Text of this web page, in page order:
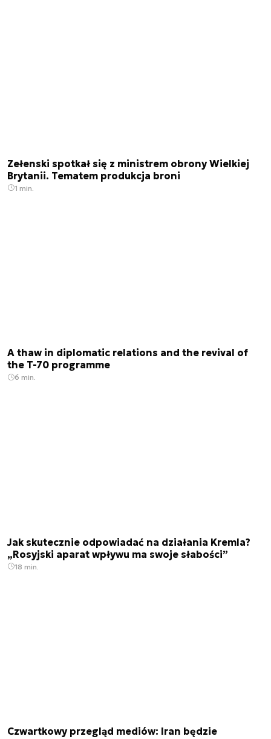
Zełenski spotkał się z ministrem obrony Wielkiej
Brytanii. Tematem produkcja broni
1 min.
A thaw in diplomatic relations and the revival of
the T-70 programme
6 min.
Jak skutecznie odpowiadać na działania Kremla?
„Rosyjski aparat wpływu ma swoje słabości”
18 min.
Czwartkowy przegląd mediów: Iran będzie